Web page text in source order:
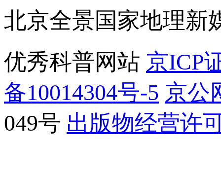
北京全景国家地理新
优秀科普网站 京ICP
备10014304号-5 京公
049号 出版物经营许